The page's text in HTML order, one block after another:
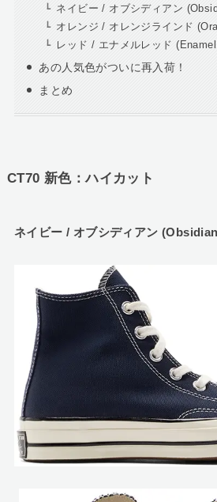
ネイビー / オブシディアン
オレンジ / オレンジラインド
レッド / エナメルレッド
あの人気色がついに再入荷！
まとめ
CT70 新色：ハイカット
ネイビー / オブシディアン